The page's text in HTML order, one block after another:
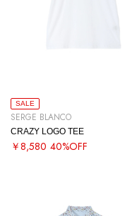
SALE
SERGE BLANCO
CRAZY LOGO TEE
￥8,580 40%OFF